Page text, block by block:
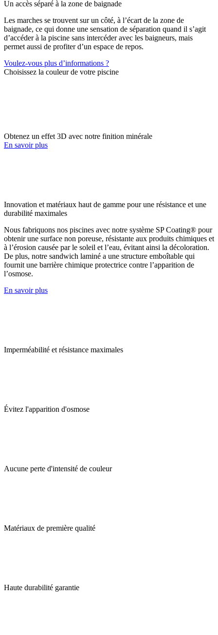
Un accès séparé à la zone de baignade
Les marches se trouvent sur un côté, à l’écart de la zone de
baignade, ce qui donne une sensation de séparation quand il s’agit
d’accéder à la piscine sans intercéder avec les baigneurs, mais
permet aussi de profiter d’un espace de repos.
Voulez-vous plus d’informations ?
Choisissez la couleur de votre piscine
Obtenez un effet 3D avec notre finition minérale
En savoir plus
Innovation et matériaux haut de gamme pour une résistance et une
durabilité maximales
Nous fabriquons nos piscines avec notre système SP Coating® pour
obtenir une surface non poreuse, résistante aux produits chimiques et
à l’érosion causée par le soleil et l’eau, évitant ainsi la décoloration.
De plus, notre sandwich laminé a une structure emboîtable qui
fournit une barrière chimique protectrice contre l’apparition de
l’osmose.
En savoir plus
Imperméabilité et résistance maximales
Évitez l'apparition d'osmose
Aucune perte d'intensité de couleur
Matériaux de première qualité
Haute durabilité garantie